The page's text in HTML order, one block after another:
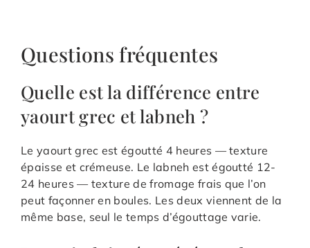
Questions fréquentes
Quelle est la différence entre
yaourt grec et labneh ?
Le yaourt grec est égoutté 4 heures — texture
épaisse et crémeuse. Le labneh est égoutté 12-
24 heures — texture de fromage frais que l’on
peut façonner en boules. Les deux viennent de la
même base, seul le temps d’égouttage varie.